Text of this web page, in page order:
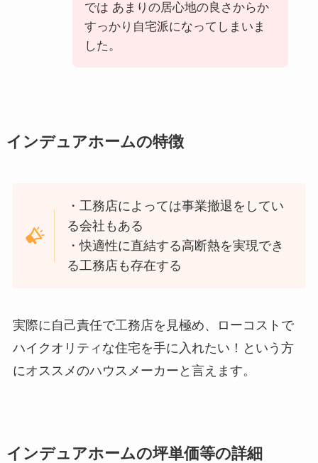
では あまりの居心地の良さからか
すっかり自宅派になってしまいま
した。
インデュアホームの特徴
・工務店によっては事業撤退をしてい
る会社もある
・快適性に直結する高断熱を実現でき
る工務店も存在する
実際に自己責任で工務店を見極め、ローコストで
ハイクオリティな住宅を手に入れたい！という方
にオススメのハウスメーカーと言えます。
インデュアホームの坪単価等の詳細